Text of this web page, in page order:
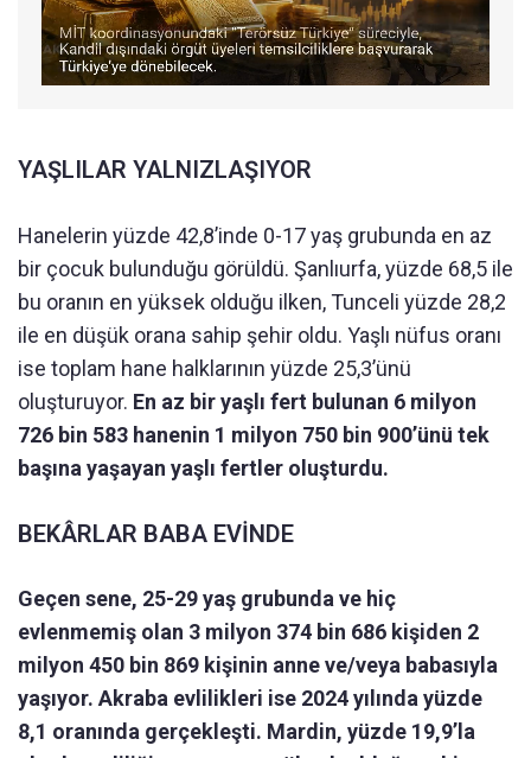
YAŞLILAR YALNIZLAŞIYOR
Hanelerin yüzde 42,8’inde 0-17 yaş grubunda en az
bir çocuk bulunduğu görüldü. Şanlıurfa, yüzde 68,5 ile
bu oranın en yüksek olduğu ilken, Tunceli yüzde 28,2
ile en düşük orana sahip şehir oldu. Yaşlı nüfus oranı
ise toplam hane halklarının yüzde 25,3’ünü
oluşturuyor. En az bir yaşlı fert bulunan 6 milyon
726 bin 583 hanenin 1 milyon 750 bin 900’ünü tek
başına yaşayan yaşlı fertler oluşturdu.
BEKÂRLAR BABA EVİNDE
Geçen sene, 25-29 yaş grubunda ve hiç
evlenmemiş olan 3 milyon 374 bin 686 kişiden 2
milyon 450 bin 869 kişinin anne ve/veya babasıyla
yaşıyor. Akraba evlilikleri ise 2024 yılında yüzde
8,1 oranında gerçekleşti. Mardin, yüzde 19,9’la